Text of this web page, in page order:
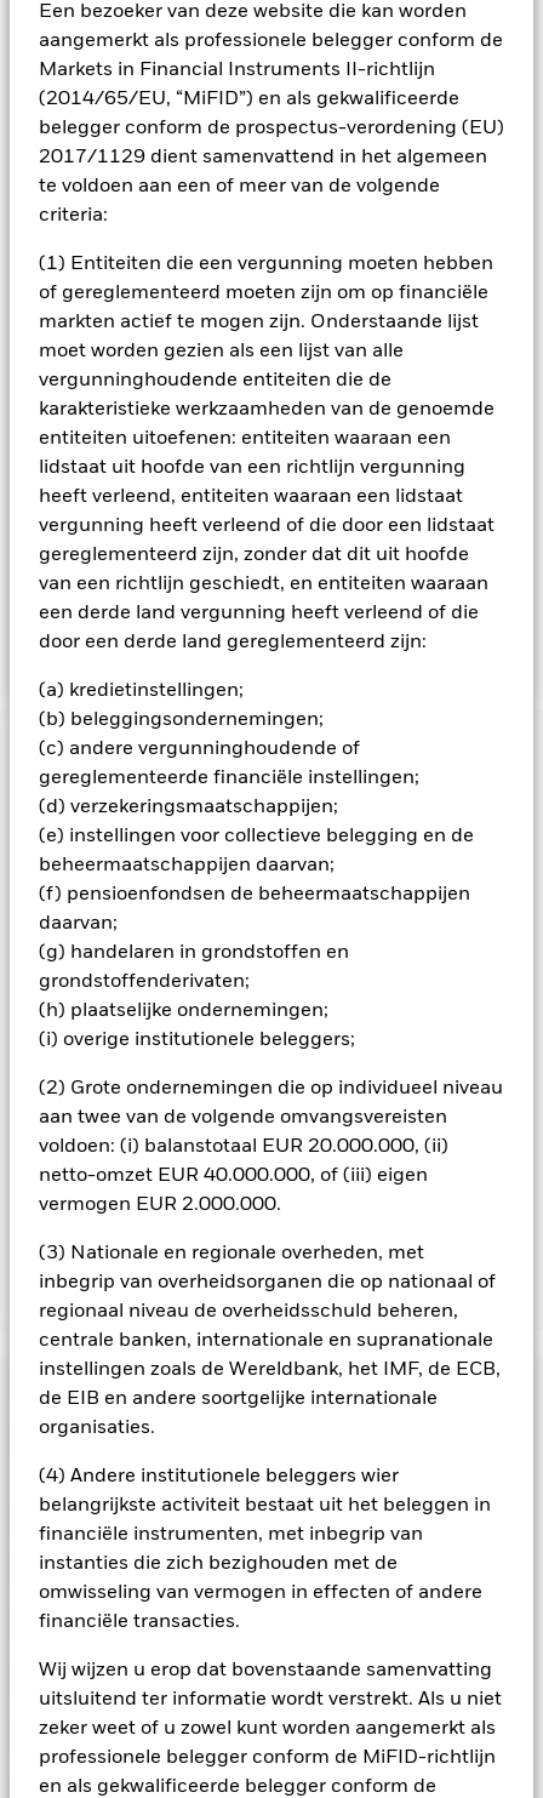
Een bezoeker van deze website die kan worden
aangemerkt als professionele belegger conform de
Markets in Financial Instruments II-richtlijn
(2014/65/EU, “MiFID”) en als gekwalificeerde
belegger conform de prospectus-verordening (EU)
2017/1129 dient samenvattend in het algemeen
te voldoen aan een of meer van de volgende
criteria:
(1) Entiteiten die een vergunning moeten hebben
of gereglementeerd moeten zijn om op financiële
markten actief te mogen zijn. Onderstaande lijst
moet worden gezien als een lijst van alle
vergunninghoudende entiteiten die de
karakteristieke werkzaamheden van de genoemde
entiteiten uitoefenen: entiteiten waaraan een
lidstaat uit hoofde van een richtlijn vergunning
heeft verleend, entiteiten waaraan een lidstaat
vergunning heeft verleend of die door een lidstaat
gereglementeerd zijn, zonder dat dit uit hoofde
van een richtlijn geschiedt, en entiteiten waaraan
een derde land vergunning heeft verleend of die
door een derde land gereglementeerd zijn:
(a) kredietinstellingen;
(b) beleggingsondernemingen;
(c) andere vergunninghoudende of
gereglementeerde financiële instellingen;
(d) verzekeringsmaatschappijen;
(e) instellingen voor collectieve belegging en de
beheermaatschappijen daarvan;
(f) pensioenfondsen de beheermaatschappijen
daarvan;
(g) handelaren in grondstoffen en
grondstoffenderivaten;
(h) plaatselijke ondernemingen;
(i) overige institutionele beleggers;
(2) Grote ondernemingen die op individueel niveau
aan twee van de volgende omvangsvereisten
voldoen: (i) balanstotaal EUR 20.000.000, (ii)
netto-omzet EUR 40.000.000, of (iii) eigen
vermogen EUR 2.000.000.
(3) Nationale en regionale overheden, met
inbegrip van overheidsorganen die op nationaal of
regionaal niveau de overheidsschuld beheren,
centrale banken, internationale en supranationale
instellingen zoals de Wereldbank, het IMF, de ECB,
de EIB en andere soortgelijke internationale
organisaties.
(4) Andere institutionele beleggers wier
belangrijkste activiteit bestaat uit het beleggen in
financiële instrumenten, met inbegrip van
instanties die zich bezighouden met de
omwisseling van vermogen in effecten of andere
financiële transacties.
Wij wijzen u erop dat bovenstaande samenvatting
uitsluitend ter informatie wordt verstrekt. Als u niet
zeker weet of u zowel kunt worden aangemerkt als
professionele belegger conform de MiFID-richtlijn
en als gekwalificeerde belegger conform de
minste 70% aan eigenvermogensinstrumenten (bijv.
aandelen) van bedrijven die gevestigd of beursgenoteerd
zijn of hun belangrijkste activiteiten uitoefenen in
ontwikkelde landen wereldwijd. Dit wordt bereikt door te
beleggen in eigenvermogensinstrumenten, andere
aandelengerelateerde effecten en, indien passend geacht,
vastrentende effecten (zoals obligaties),
geldmarktinstrumenten (d.w.z. schuldeffecten met een korte
looptijd), deposito's en cash. Wanneer de BB bepaalt of een
rekening met bepaalde kenmerken op het gebied van milieu,
maatschappij en governance (ESG) (hoewel ESG niet de
enige overweging is). De BB streeft ernaar directe
beleggingen te beperken en/of uit te sluiten in bedrijven die,
naar zijn mening, een bepaalde mate van blootstelling
hebben aan of verbonden zijn met bepaalde sectoren, zoals
samengevat in het Prospectus van het Fonds en in detail
uiteengezet op de productpagina van het Fonds op
www.blackrock.com. De BB is ook voornemens bedrijven uit te
sluiten die niet voldoen aan de beginselen van het Global
Compact van de VN (die betrekking hebben op
mensenrechten, arbeidsnormen, het milieu en
corruptiebestrijding). Het Fonds kan indirect zijn
blootgesteld (bv. via afgeleide financiële instrumenten
(FDI's) en andere fondsen) aan emittenten waarvan de
blootstelling niet overeenstemt met de ESG-analyse van de
BB.
BELANGRIJKE GEGEVENS: Kapitaalrisico.
het rendement van beleggingen kunnen dalen en stijgen, en
zijn niet gegarandeerd. Beleggers verliezen mogelijk hun
oorspronkelijke inleg.
Alle aandelenklassen met valutahedging van dit fonds
gebruiken derivaten om valutarisico's af te dekken. Het
gebruik van derivaten voor een aandelenklasse kan een
potentieel besmettingsrisico (ook bekend als spill-over) voor
andere aandelenklassen in het fonds betekenen. De
beheermaatschappij van het fonds waarborgt dat er
geschikte procedures worden gebruikt om het
besmettingsrisico voor andere aandelenklassen te
het fonds, kunt u een lijst van alle aandelenklassen in het
fonds bekijken – aandelenklassen met valutahedging worden
aangegeven door het woord 'Hedged' in de naam van de
aandelenklasse. Daarnaast is een volledige lijst van alle
aandelenklassen met valutahedging op aanvraag
Toon minder
BlackRock Advantage World Equity Fund
Risicometer
Performance
Grafiek
Volledige grafiek bekijken
Rendement
Deze grafiek toont de prestatie van het product als het
procentuele verlies of de winst per jaar over de afgelopen 7
De waarde van aandelen en aandelengerelateerde effecten
kan worden beïnvloed door dagelijkse schommelingen op de
aandelenmarkten. Tot de andere factoren die van invloed zijn,
behoren politiek en economisch nieuws, bedrijfsresultaten en
belangrijke gebeurtenissen in de bedrijven.Het Fonds maakt
gebruik van kwantitatieve modellen om
marktdynamiek in de loop der tijd verandert, kan een
kwantitatief model in bepaalde marktomstandigheden
minder efficiënt worden of zelfs tekortkomingen vertonen.
Tegenpartijrisico: De insolventie van instellingen die diensten
leveren zoals de bewaring van activa, of die optreden als
tegenpartij voor afgeleide instrumenten, kunnen het Fonds
blootstellen aan financieel verlies.
Kerngegevens
Fondsomvang USD 1.475.186.269
Beperkende benchmark 1 MSCI World Index (Net)
Aankoopkosten (maximaal) 0,00%
Portefeuille kenmerken
per 30/jun/2026
Bèta 3 jr.
per 30/jun/2026
1,03
P/B-ratio
per 30/jun/2026
3,81
Ratings
Morningstar-rating
Totaal
Posities
Portefeuilleverdeling
Noteringen en classificatie